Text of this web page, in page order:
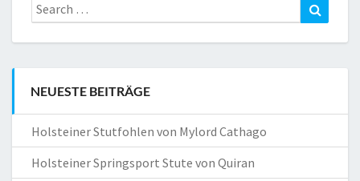
Search
for:
NEUESTE BEITRÄGE
Holsteiner Stutfohlen von Mylord Cathago
Holsteiner Springsport Stute von Quiran